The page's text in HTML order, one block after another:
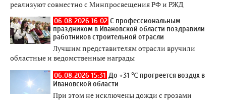
реализуют совместно с Минпросвещения РФ и РЖД
06.08.2026 16:02 С профессиональным
праздником в Ивановской области поздравили
работников строительной отрасли
Лучшим представителям отрасли вручили
областные и ведомственные награды
06.08.2026 15:31 До +31 ℃ прогреется воздух в
Ивановской области
При этом не исключены дожди с грозами